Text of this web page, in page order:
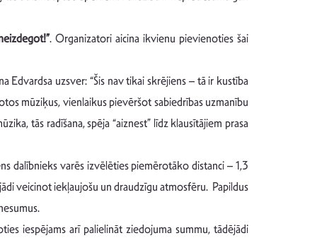
. Organizatori aicina ikvienu pievienoties šai
uzsver: “Šis nav tikai skrējiens – tā ir kustība
mūziķus, vienlaikus pievēršot sabiedrības uzmanību
tās radīšana, spēja “aiznest” līdz klausītājiem prasa
dalībnieks varēs izvēlēties piemērotāko distanci – 1,3
veicinot iekļaujošu un draudzīgu atmosfēru. Papildus
iespējams arī palielināt ziedojuma summu, tādējādi